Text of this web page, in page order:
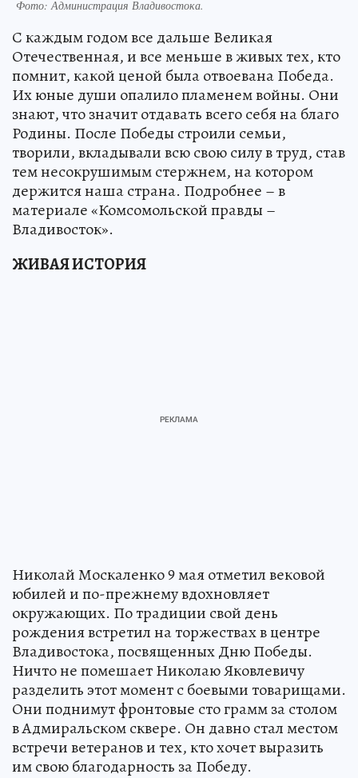
Фото: Администрация Владивостока.
С каждым годом все дальше Великая
Отечественная, и все меньше в живых тех, кто
помнит, какой ценой была отвоевана Победа.
Их юные души опалило пламенем войны. Они
знают, что значит отдавать всего себя на благо
Родины. После Победы строили семьи,
творили, вкладывали всю свою силу в труд, став
тем несокрушимым стержнем, на котором
держится наша страна. Подробнее – в
материале «Комсомольской правды –
Владивосток».
ЖИВАЯ ИСТОРИЯ
Николай Москаленко 9 мая отметил вековой
юбилей и по-прежнему вдохновляет
окружающих. По традиции свой день
рождения встретил на торжествах в центре
Владивостока, посвященных Дню Победы.
Ничто не помешает Николаю Яковлевичу
разделить этот момент с боевыми товарищами.
Они поднимут фронтовые сто грамм за столом
в Адмиральском сквере. Он давно стал местом
встречи ветеранов и тех, кто хочет выразить
им свою благодарность за Победу.